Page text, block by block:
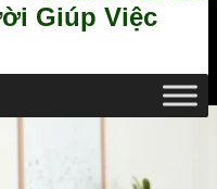
Giúp Việc